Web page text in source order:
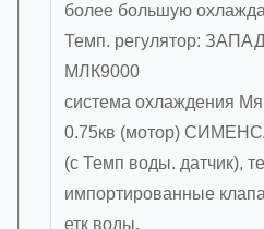
более большую
Темп. регулятор:
МЛК9000
система охлаждения
0.75кв (мотор)
(с Темп воды. датчик),
импортированные
етк воды.